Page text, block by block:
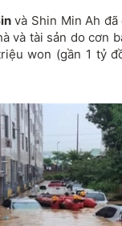
và Shin Min Ah đã
và tài sản do cơn
won (gần 1 tỷ